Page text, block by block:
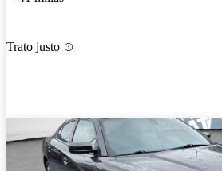
Trato justo